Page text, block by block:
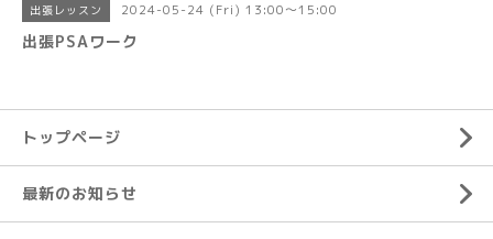
出張レッスン 2024-05-24 (Fri) 13:00～15:00
出張PSAワーク
トップページ
最新のお知らせ